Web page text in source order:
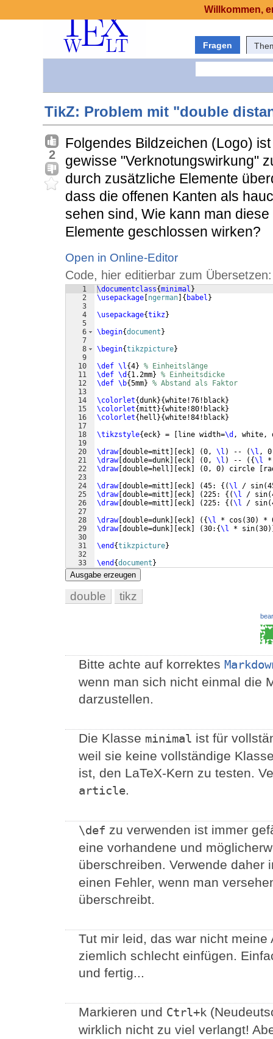
Fragen
TikZ: Problem mit "double
2
Folgendes Bildzeichen (Logo)
gewisse "Verknotungswirkung"
durch zusätzliche Elemente
dass die offenen Kanten als
sehen sind, Wie kann man
Elemente geschlossen wirken?
Open in Online-Editor
Code, hier editierbar zum Übersetzen:
1
2
3
4
5
6
7
8
9
10
11
12
13
14
15
16
17
18
19
20
21
22
23
24
25
26
27
28
29
30
31
32
33
\documentclass{minimal }
\usepackage ngerman { babel }
\usepackage{tikz}
\begin{document }
\begin{tikzpicture}
\def \l{4} % Einheitslänge
\def \d { 1.2mm} % Einheitsdicke
\def \b{5mm} % Abstand als Faktor
\colorlet{dunk}{white!76!black}
\colorlet{mitt }{white!80!black}
\colorlet{ hell }{white!84!black}
\tikzstyle{eck} = line width=\d , white,
\draw[ double=mitt eck (0, \l ) -- (\l , 0
\draw[ double=dunk eck (0, \l ) -- ({\l *
\draw[ double=hell eck (0, 0) circle
\draw[ double=mitt eck (45: {(\l / sin(
\draw[ double=mitt eck (225: {(\l / sin(
\draw[ double=mitt eck (225: {(\l / sin(
\draw[ double=dunk eck ({\l * cos (30)
*
\draw[ double=dunk eck (30: {\l * sin(30
\end {tikzpicture}
\end {document }
Ausgabe erzeugen
double tikz
Bitte achte auf korrektes
wenn man sich nicht einmal die
darzustellen.
Die Klasse minimal ist für
weil sie keine vollständige
ist, den LaTeX-Kern zu testen.
article.
\def zu verwenden ist immer
eine vorhandene und
überschreiben. Verwende daher
einen Fehler, wenn man
überschreibt.
Tut mir leid, das war nicht
ziemlich schlecht einfügen.
und fertig...
Markieren und Ctrl+k
wirklich nicht zu viel verlangt!
Willkommen,